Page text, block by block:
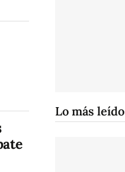
Lo más leído